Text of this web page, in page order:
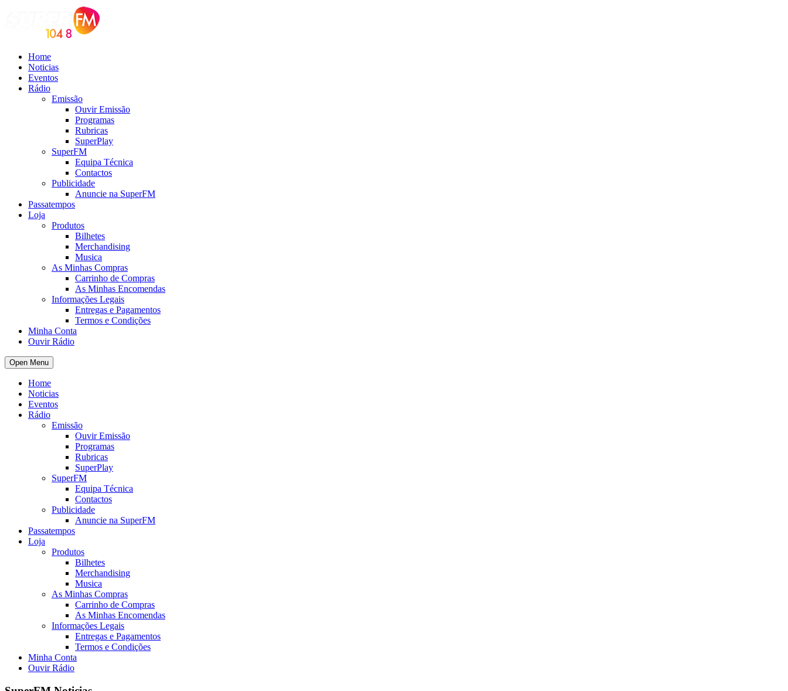
Home
Noticias
Eventos
Rádio
Emissão
Ouvir Emissão
Programas
Rubricas
SuperPlay
SuperFM
Equipa Técnica
Contactos
Publicidade
Anuncie na SuperFM
Passatempos
Loja
Produtos
Bilhetes
Merchandising
Musica
As Minhas Compras
Carrinho de Compras
As Minhas Encomendas
Informações Legais
Entregas e Pagamentos
Termos e Condições
Minha Conta
Ouvir Rádio
Open Menu
Home
Noticias
Eventos
Rádio
Emissão
Ouvir Emissão
Programas
Rubricas
SuperPlay
SuperFM
Equipa Técnica
Contactos
Publicidade
Anuncie na SuperFM
Passatempos
Loja
Produtos
Bilhetes
Merchandising
Musica
As Minhas Compras
Carrinho de Compras
As Minhas Encomendas
Informações Legais
Entregas e Pagamentos
Termos e Condições
Minha Conta
Ouvir Rádio